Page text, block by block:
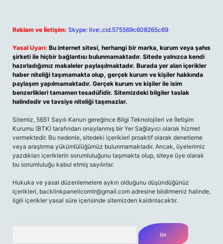
Reklam ve İletişim: Skype: live:.cid.575569c608265c69
Yasal Uyarı: Bu internet sitesi, herhangi bir marka, kurum veya şahıs
şirketi ile hiçbir bağlantısı bulunmamaktadır. Sitede yalnızca kendi
hazırladığımız makaleler paylaşılmaktadır. Burada yer alan içerikler
haber niteliği taşımamakta olup, gerçek kurum ve kişiler hakkında
paylaşım yapılmamaktadır. Gerçek kurum ve kişiler ile isim
benzerlikleri tamamen tesadüfidir. Sitemizdeki bilgiler taslak
halindedir ve tavsiye niteliği taşımazlar.
Sitemiz, 5651 Sayılı Kanun gereğince Bilgi Teknolojileri ve İletişim
Kurumu (BTK) tarafından onaylanmış bir Yer Sağlayıcı olarak hizmet
vermektedir. Bu nedenle, sitedeki içerikleri proaktif olarak denetleme
veya araştırma yükümlülüğümüz bulunmamaktadır. Ancak, üyelerimiz
yazdıkları içeriklerin sorumluluğunu taşımakta olup, siteye üye olarak
bu sorumluluğu kabul etmiş sayılırlar.
Hukuka ve yasal düzenlemelere aykırı olduğunu düşündüğünüz
içerikleri, backlinkpanelicomtr@gmail.com adresine bildirmeniz halinde,
ilgili içerikler yasal süre içerisinde sitemizden kaldırılacaktır.